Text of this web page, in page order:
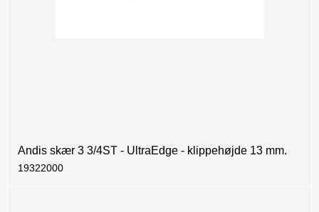
Andis skær 3 3/4ST - UltraEdge - klippehøjde 13 mm.
19322000